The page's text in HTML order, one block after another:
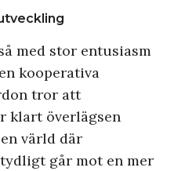
med stor entusiasm
kooperativa
tror att
klart överlägsen
värld där
går mot en mer